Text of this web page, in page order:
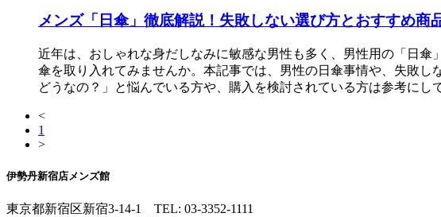
メンズ「日傘」徹底解説！失敗しない選び方とおすすめ商
近年は、おしゃれな身だしなみに敏感な男性も多く、男性用の「日
傘を取り入れてみませんか。本記事では、男性の日傘事情や、失敗
どうなの？」と悩んでいる方や、購入を検討されている方は参考に
<
1
>
伊勢丹新宿店メンズ館
東京都新宿区新宿3-14-1 TEL: 03-3352-1111